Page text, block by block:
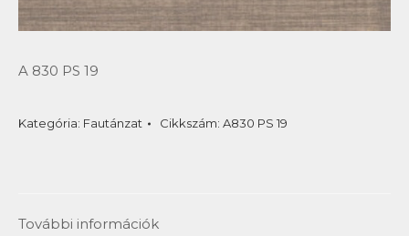
A 830 PS 19
Kategória: Fautánzat Cikkszám: A830 PS 19
További információk